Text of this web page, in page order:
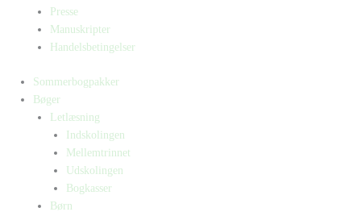
Presse
Manuskripter
Handelsbetingelser
Sommerbogpakker
Bøger
Letlæsning
Indskolingen
Mellemtrinnet
Udskolingen
Bogkasser
Børn